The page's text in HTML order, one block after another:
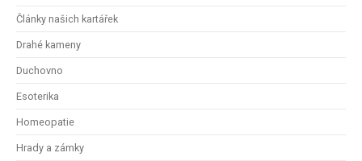
Články našich kartářek
Drahé kameny
Duchovno
Esoterika
Homeopatie
Hrady a zámky